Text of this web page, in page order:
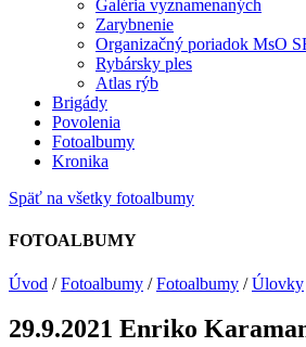
Galéria vyznamenaných
Zarybnenie
Organizačný poriadok MsO
Rybársky ples
Atlas rýb
Brigády
Povolenia
Fotoalbumy
Kronika
Späť na všetky fotoalbumy
FOTOALBUMY
Úvod /Fotoalbumy /Fotoalbumy /Úlovky
29.9.2021 Enriko